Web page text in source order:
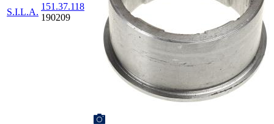
S.I.L.A.
151.37.118
190209